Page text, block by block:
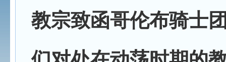
教宗致函哥伦布骑士